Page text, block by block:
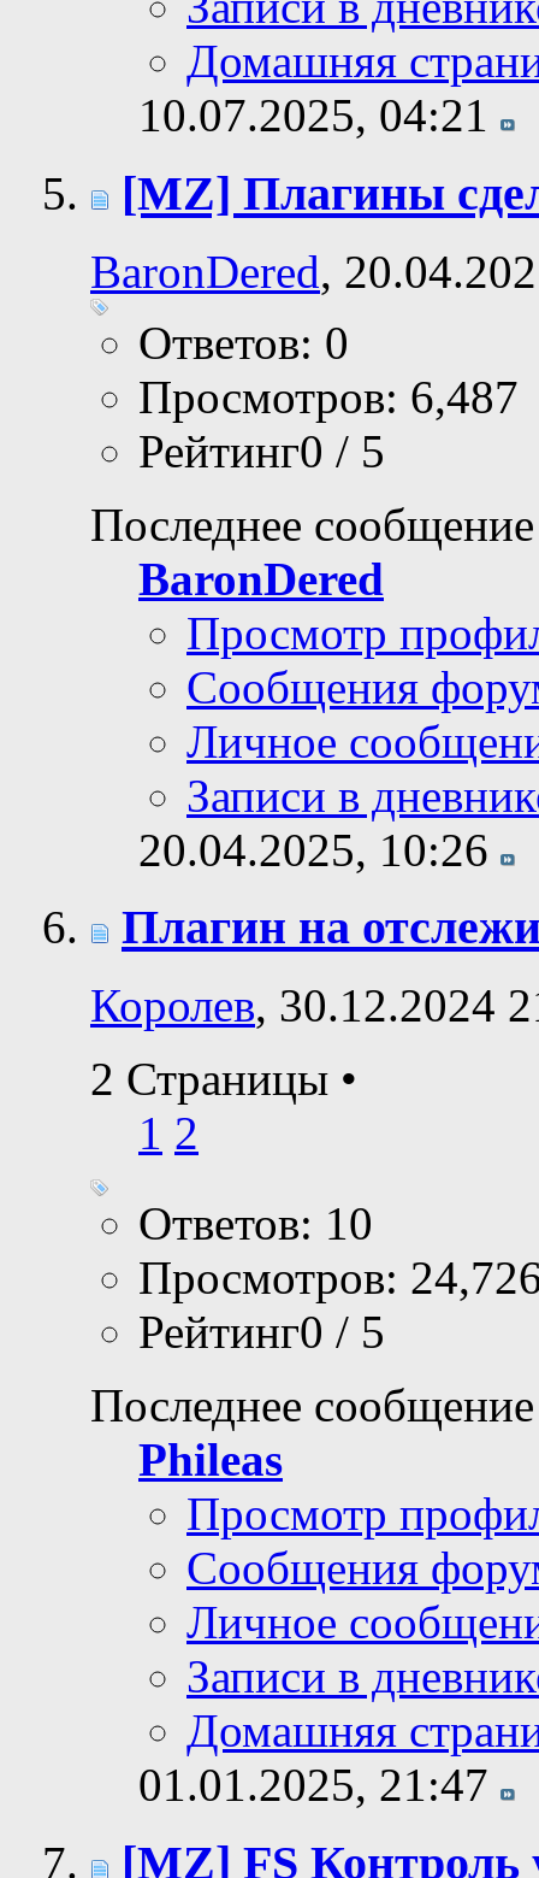
Домашняя
10.07.2025, 04:21
[MZ] Плагины
BaronDered,
Ответов: 0
Просмотров: 6,487
Рейтинг0 / 5
Последнее
BaronDered
Просмотр
Сообщения
Личное
Записи в
20.04.2025, 10:26
Плагин на
Королев, 30.12.2024
2 Страницы •
1 2
Ответов: 10
Просмотров:
Рейтинг0 / 5
Последнее
Phileas
Просмотр
Сообщения
Личное
Записи в
Домашняя
01.01.2025, 21:47
[MZ] FS Контроль